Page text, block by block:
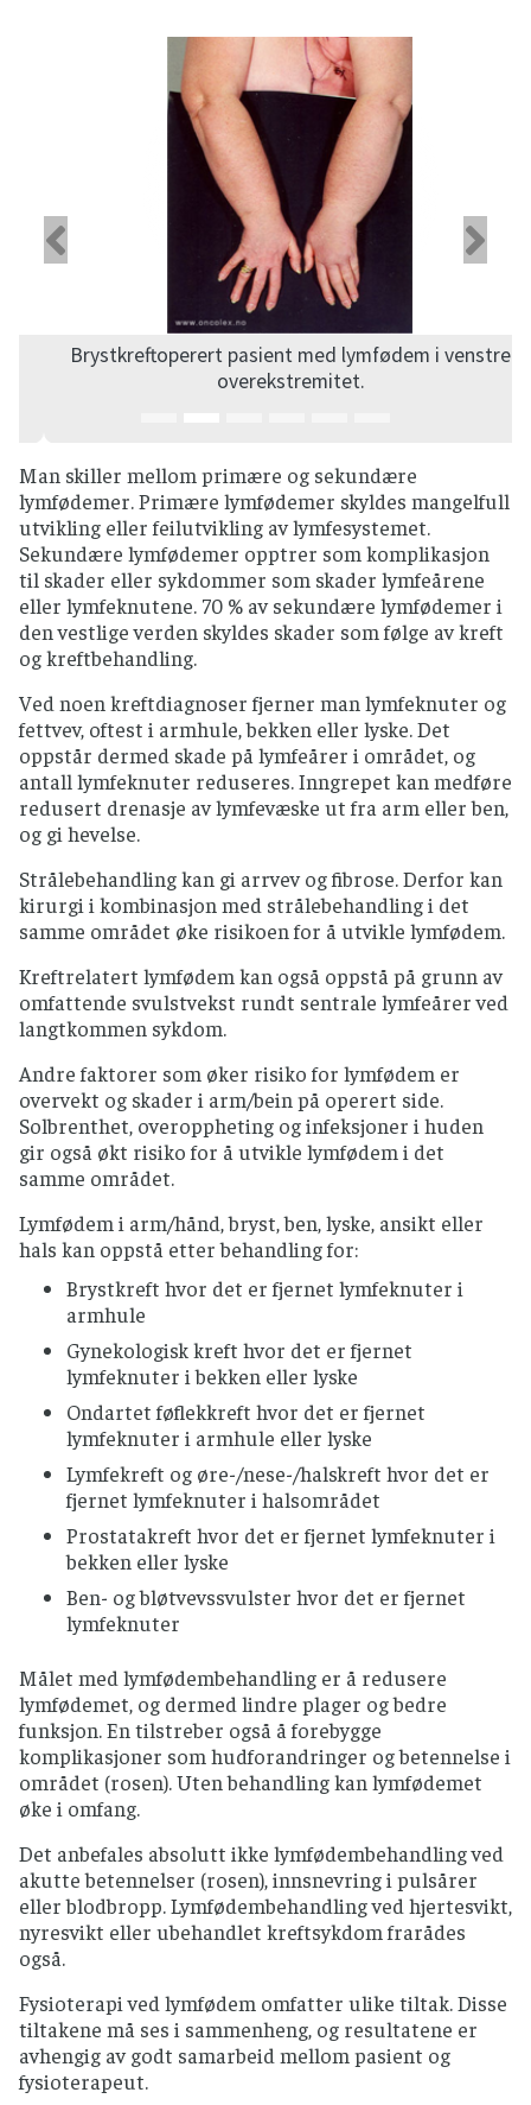
Brystkreftoperert pasient med lymfødem i venstre
overekstremitet.
Forrige
Man skiller mellom primære og sekundære
lymfødemer. Primære lymfødemer skyldes mangelfull
utvikling eller feilutvikling av lymfesystemet.
Sekundære lymfødemer opptrer som komplikasjon
til skader eller sykdommer som skader lymfeårene
eller lymfeknutene. 70 % av sekundære lymfødemer i
den vestlige verden skyldes skader som følge av kreft
og kreftbehandling.
Ved noen kreftdiagnoser fjerner man lymfeknuter og
fettvev, oftest i armhule, bekken eller lyske. Det
oppstår dermed skade på lymfeårer i området, og
antall lymfeknuter reduseres. Inngrepet kan medføre
redusert drenasje av lymfevæske ut fra arm eller ben,
og gi hevelse.
Strålebehandling kan gi arrvev og fibrose. Derfor kan
kirurgi i kombinasjon med strålebehandling i det
samme området øke risikoen for å utvikle lymfødem.
Kreftrelatert lymfødem kan også oppstå på grunn av
omfattende svulstvekst rundt sentrale lymfeårer ved
langtkommen sykdom.
Andre faktorer som øker risiko for lymfødem er
overvekt og skader i arm/bein på operert side.
Solbrenthet, overoppheting og infeksjoner i huden
gir også økt risiko for å utvikle lymfødem i det
samme området.
Lymfødem i arm/hånd, bryst, ben, lyske, ansikt eller
hals kan oppstå etter behandling for:
Brystkreft hvor det er fjernet lymfeknuter i
armhule
Gynekologisk kreft hvor det er fjernet
lymfeknuter i bekken eller lyske
Ondartet føflekkreft hvor det er fjernet
lymfeknuter i armhule eller lyske
Lymfekreft og øre-/nese-/halskreft hvor det er
fjernet lymfeknuter i halsområdet
Prostatakreft hvor det er fjernet lymfeknuter i
bekken eller lyske
Ben- og bløtvevssvulster hvor det er fjernet
lymfeknuter
Målet med lymfødembehandling er å redusere
lymfødemet, og dermed lindre plager og bedre
funksjon. En tilstreber også å forebygge
komplikasjoner som hudforandringer og betennelse i
området (rosen). Uten behandling kan lymfødemet
øke i omfang.
Det anbefales absolutt ikke lymfødembehandling ved
akutte betennelser (rosen), innsnevring i pulsårer
eller blodbropp. Lymfødembehandling ved hjertesvikt,
nyresvikt eller ubehandlet kreftsykdom frarådes
også.
Fysioterapi ved lymfødem omfatter ulike tiltak. Disse
tiltakene må ses i sammenheng, og resultatene er
avhengig av godt samarbeid mellom pasient og
fysioterapeut.